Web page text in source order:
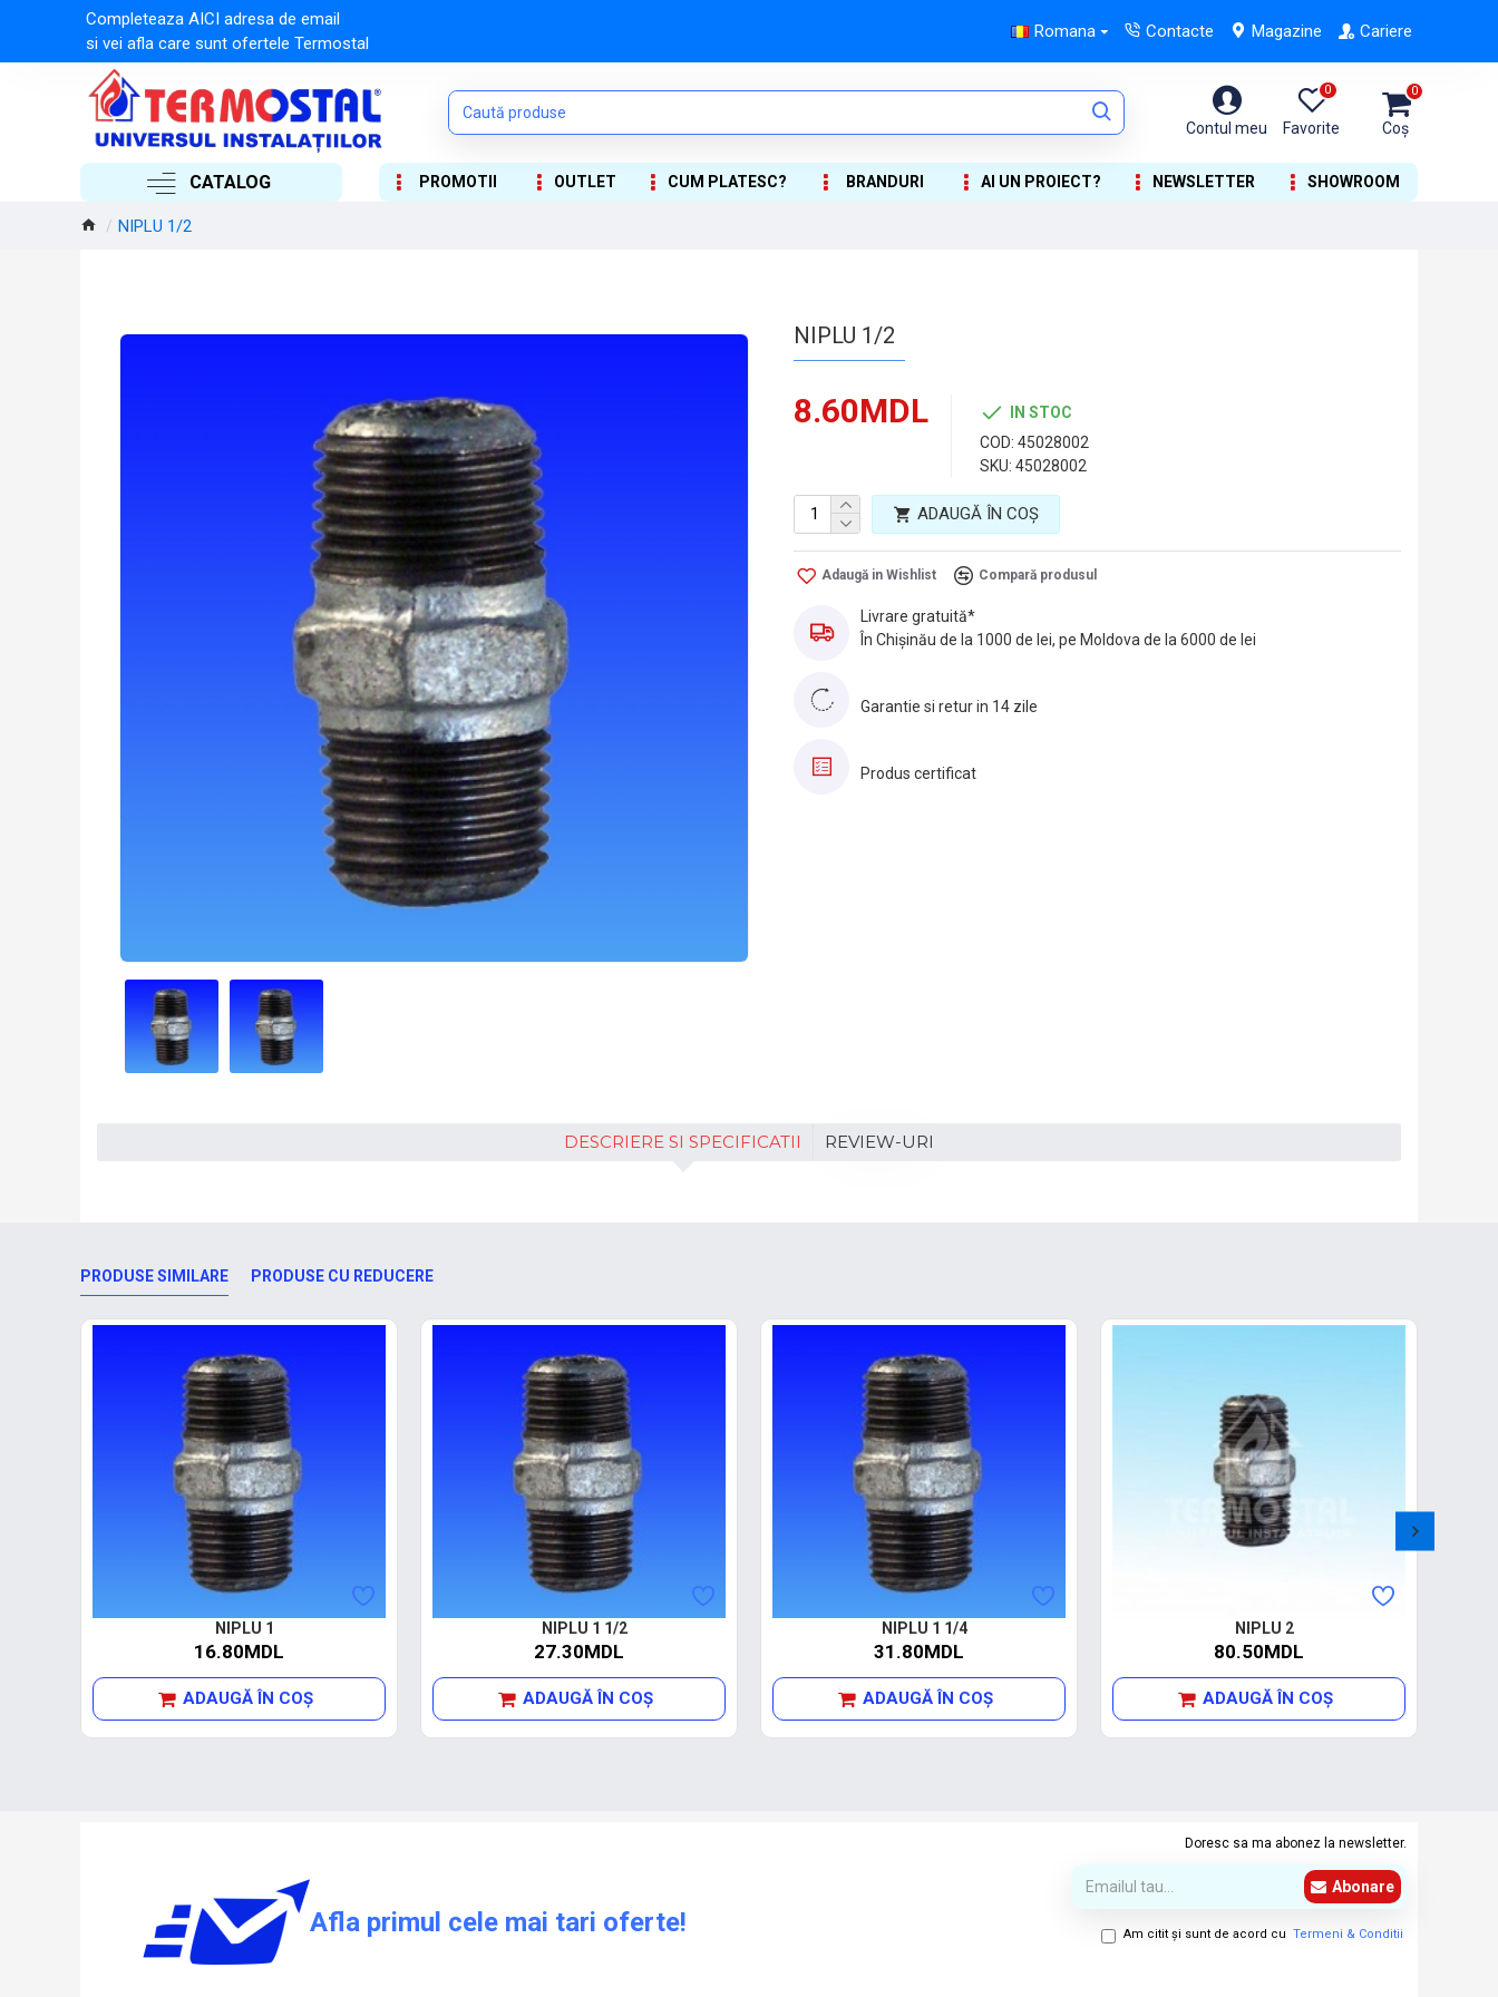
Completeaza AICI adresa de email
si vei afla care sunt ofertele Termostal
Romana Contacte Magazine Cariere
Contul meu Favorite
0
Coș
0
CATALOG PROMOTII OUTLET CUM PLATESC? BRANDURI AI UN PROIECT? NEWSLETTER SHOWROOM
NIPLU 1/2
NIPLU 1/2
8.60MDL
IN STOC
COD: 45028002
SKU: 45028002
ADAUGĂ ÎN COŞ
Adaugă in Wishlist Compară produsul
Livrare gratuită*
În Chișinău de la 1000 de lei, pe Moldova de la 6000 de lei
Garantie si retur in 14 zile
Produs certificat
DESCRIERE SI SPECIFICATII REVIEW-URI
PRODUSE SIMILARE PRODUSE CU REDUCERE
NIPLU 1
16.80MDL
ADAUGĂ ÎN COŞ
NIPLU 1 1/2
27.30MDL
ADAUGĂ ÎN COŞ
NIPLU 1 1/4
31.80MDL
ADAUGĂ ÎN COŞ
NIPLU 2
80.50MDL
ADAUGĂ ÎN COŞ
Afla primul cele mai tari oferte!
Doresc sa ma abonez la newsletter.
Abonare
Am citit şi sunt de acord cu Termeni & Conditii